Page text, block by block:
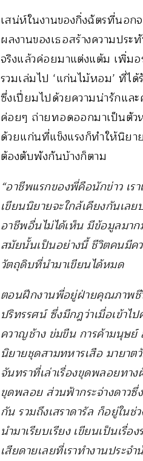
เสน่ห์ในงานของกิ่งฉัตรที่นอก
ผลงานของเธอสร้างความประ
จริงแล้วค่อยมาแต่งแต้ม เพิ่ม
รวมเล่มไป ‘แก่นไม้หอม’ ที่
ซึ่งเปี่ยมไปด้วยความน่ารักแล
ค่อยๆ ถ่ายทอดออกมาเป็นตัว
ด้วยแก่นที่แข็งแรงก็ทำให้นิยา
ต้องตับพังกันบ้างก็ตาม
“อาชีพแรกของพี่คือนักข่าว เร
เขียนนิยายจะใกล้เคียงกันเล
อาชีพอื่นไม่ได้เห็น มีข้อมูลมาก
สมัยนั้นเป็นอย่างนี้ ชีวิตคนมีค
วัตถุดิบที่นำมาเขียนได้หมด
ตอนฝึกงานพี่อยู่ฝ่ายคุณภาพชี
ปริทรรศน์ ซึ่งมีกฎว่าเมื่อเข้าไ
ควาญช้าง ข่มขืน การค้ามนุษย์
นิยายชุดสามทหารเสือ มายาต
จันทราที่เล่าเรื่องขุดพลอยทา
ขุดพลอย ส่วนฟ้ากระจ่างดาวซึ่
กัน รวมถึงเสราดารัล ก็อยู่ในช่
นำมาเรียบเรียง เขียนเป็นเรื่
เสียดายเลยที่เราทำงานประจ